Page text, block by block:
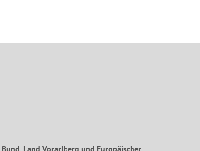
Bund, Land Vorarlberg und Europäischer